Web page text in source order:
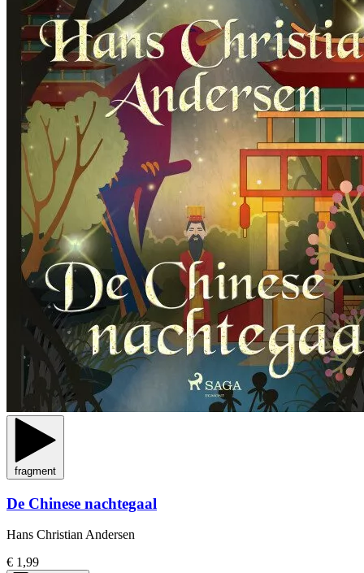
fragment
De Chinese nachtegaal
Hans Christian Andersen
€ 1,99